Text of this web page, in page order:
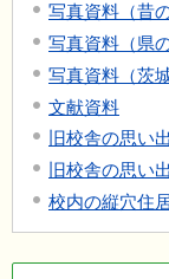
写真資料（昔
写真資料（県
写真資料（茨
文献資料
旧校舎の思い出
旧校舎の思い
校内の縦穴住